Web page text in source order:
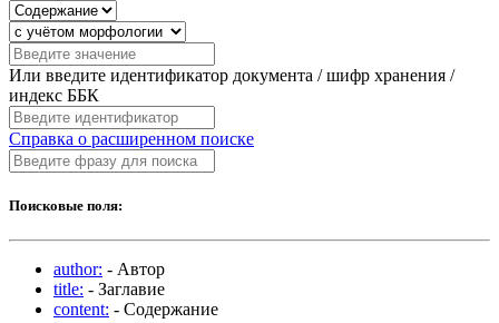
Или введите идентификатор документа / шифр хранения /
индекс ББК
Справка о расширенном поиске
Поисковые поля:
author: - Автор
title: - Заглавие
content: - Содержание